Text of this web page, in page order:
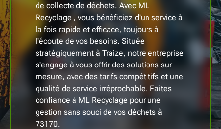
de collecte de déchets. Avec ML
Recyclage , vous bénéficiez d'un service à
la fois rapide et efficace, toujours à
l'écoute de vos besoins. Située
stratégiquement à Traize, notre entreprise
s'engage à vous offrir des solutions sur
mesure, avec des tarifs compétitifs et une
qualité de service irréprochable. Faites
confiance à ML Recyclage pour une
gestion sans souci de vos déchets à
73170.